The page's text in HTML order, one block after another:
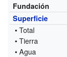
Fundación
Superficie
• Total
• Tierra
• Agua